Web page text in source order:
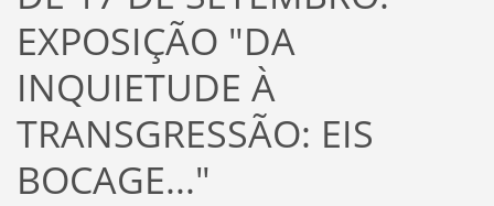
EXPOSIÇÃO "DA
INQUIETUDE À
TRANSGRESSÃO: EIS
BOCAGE..."